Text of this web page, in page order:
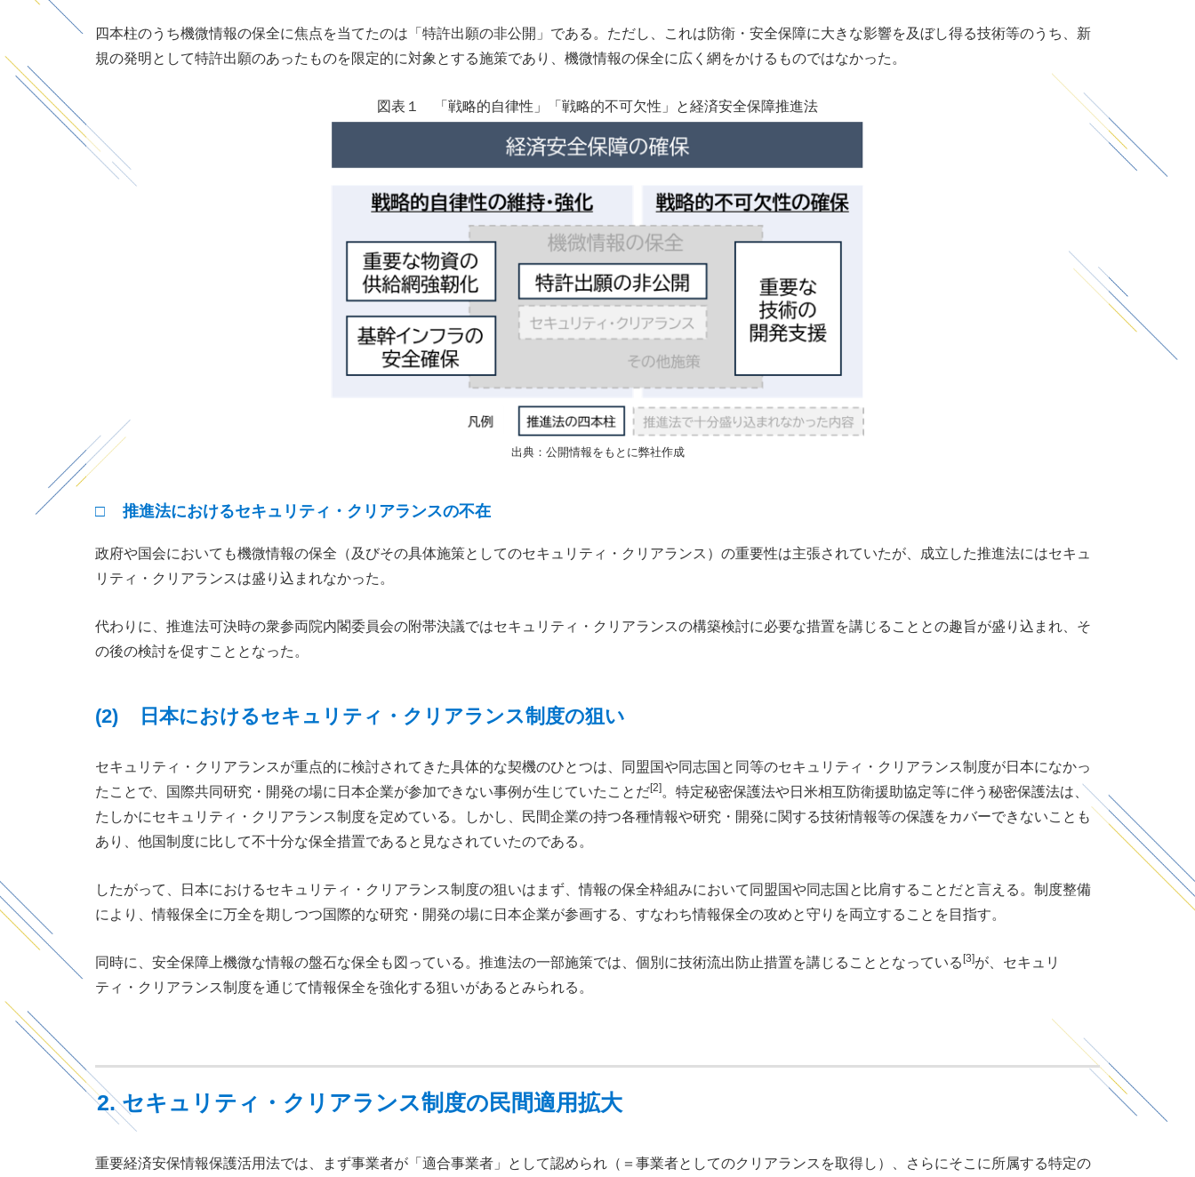
四本柱のうち機微情報の保全に焦点を当てたのは「特許出願の非公開」である。ただし、これは防衛・安全保障に大きな影響を及ぼし得る技術等のうち、新
規の発明として特許出願のあったものを限定的に対象とする施策であり、機微情報の保全に広く網をかけるものではなかった。
図表１ 「戦略的自律性」「戦略的不可欠性」と経済安全保障推進法
出典：公開情報をもとに弊社作成
□ 推進法におけるセキュリティ・クリアランスの不在
政府や国会においても機微情報の保全（及びその具体施策としてのセキュリティ・クリアランス）の重要性は主張されていたが、成立した推進法にはセキュ
リティ・クリアランスは盛り込まれなかった。
代わりに、推進法可決時の衆参両院内閣委員会の附帯決議ではセキュリティ・クリアランスの構築検討に必要な措置を講じることとの趣旨が盛り込まれ、そ
の後の検討を促すこととなった。
(2) 日本におけるセキュリティ・クリアランス制度の狙い
セキュリティ・クリアランスが重点的に検討されてきた具体的な契機のひとつは、同盟国や同志国と同等のセキュリティ・クリアランス制度が日本になかっ
たことで、国際共同研究・開発の場に日本企業が参加できない事例が生じていたことだ[2] 。特定秘密保護法や日米相互防衛援助協定等に伴う秘密保護法は、
たしかにセキュリティ・クリアランス制度を定めている。しかし、民間企業の持つ各種情報や研究・開発に関する技術情報等の保護をカバーできないことも
あり、他国制度に比して不十分な保全措置であると見なされていたのである。
したがって、日本におけるセキュリティ・クリアランス制度の狙いはまず、情報の保全枠組みにおいて同盟国や同志国と比肩することだと言える。制度整備
により、情報保全に万全を期しつつ国際的な研究・開発の場に日本企業が参画する、すなわち情報保全の攻めと守りを両立することを目指す。
同時に、安全保障上機微な情報の盤石な保全も図っている。推進法の一部施策では、個別に技術流出防止措置を講じることとなっている [3]が、セキュリ
ティ・クリアランス制度を通じて情報保全を強化する狙いがあるとみられる。
2. セキュリティ・クリアランス制度の民間適用拡大
重要経済安保情報保護活用法では、まず事業者が「適合事業者」として認められ（＝事業者としてのクリアランスを取得し）、さらにそこに所属する特定の